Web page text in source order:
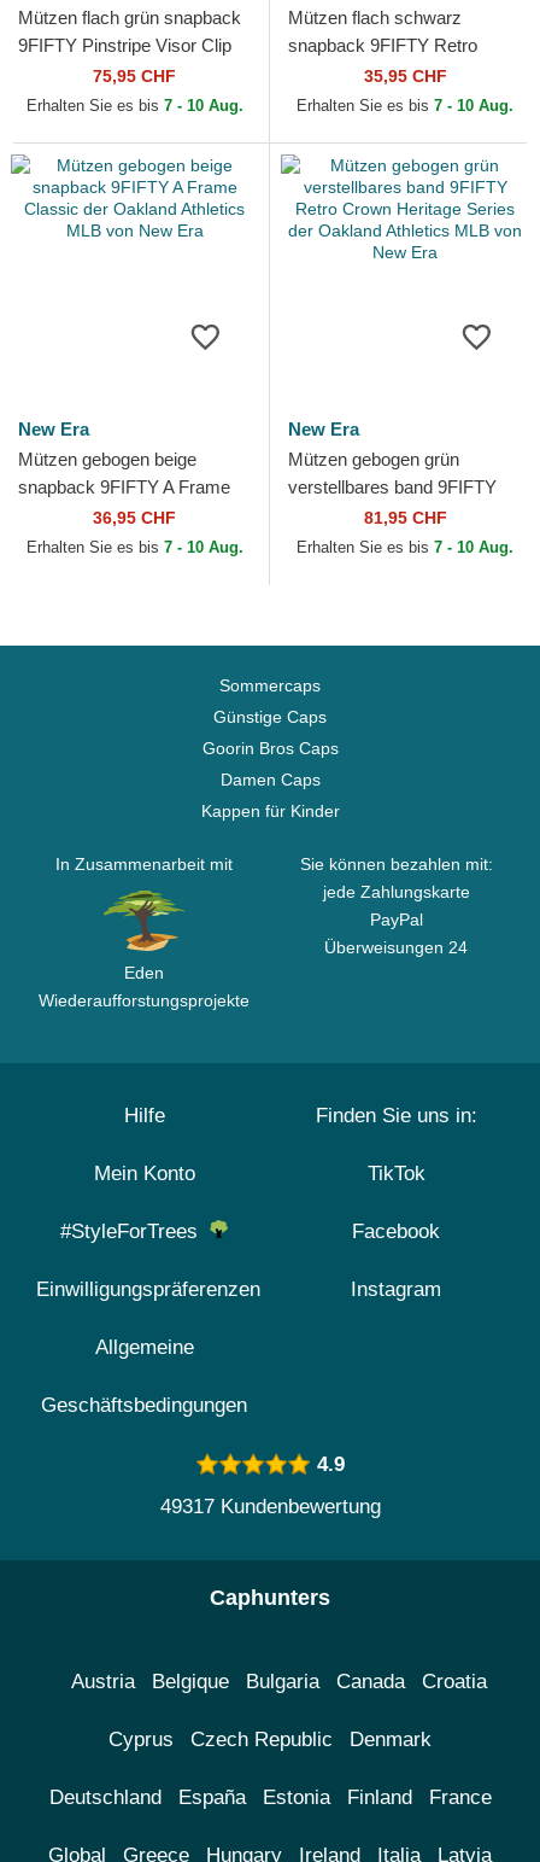
Mützen flach grün snapback
9FIFTY Pinstripe Visor Clip
der Oakland Athletics MLB
von New Era
75,95 CHF
Erhalten Sie es bis 7 - 10 Aug.
Mützen flach schwarz
snapback 9FIFTY Retro
Crown Plaid der Oakland
Athletics MLB von New Era
35,95 CHF
Erhalten Sie es bis 7 - 10 Aug.
New Era
Mützen gebogen beige
snapback 9FIFTY A Frame
Classic der Oakland Athletics
MLB von New Era
36,95 CHF
Erhalten Sie es bis 7 - 10 Aug.
New Era
Mützen gebogen grün
verstellbares band 9FIFTY
Retro Crown Heritage Series
der Oakland Athletics...
81,95 CHF
Erhalten Sie es bis 7 - 10 Aug.
Sommercaps
Günstige Caps
Goorin Bros Caps
Damen Caps
Kappen für Kinder
In Zusammenarbeit mit
Eden
Wiederaufforstungsprojekte
Sie können bezahlen mit:
jede Zahlungskarte
PayPal
Überweisungen 24
Hilfe
Mein Konto
#StyleForTrees
Einwilligungspräferenzen
Allgemeine
Geschäftsbedingungen
Finden Sie uns in:
TikTok
Facebook
Instagram
4.9
49317 Kundenbewertung
Caphunters
Austria Belgique Bulgaria Canada Croatia
Cyprus Czech Republic Denmark
Deutschland España Estonia Finland France
Global Greece Hungary Ireland Italia Latvia